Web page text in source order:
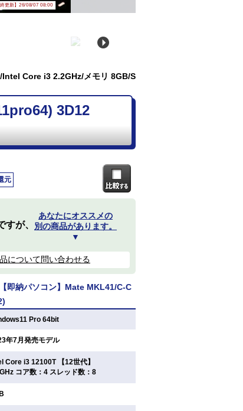
更新】26/08/07 08:00
Core i3 2.2GHz/メモリ 8GB/S
3D12
元
すが、
あなたにオススメの
別の商品があります。
▼
について問い合わせる
即納パソコン】Mate MKL41/C-C
Pro 64bit
年7月発売モデル
Core i3 12100T 【12世代】
コア数：4 スレッド数：8